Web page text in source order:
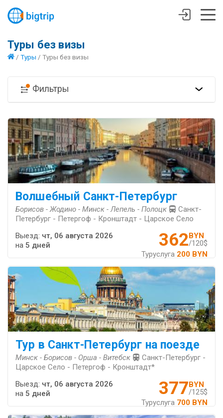
Туры без визы
/ Туры / Туры без визы
Фильтры
Волшебный Санкт-Петербург
Борисов - Жодино - Минск - Лепель - Полоцк
Санкт-
Петербург - Петергоф - Кронштадт - Царское Село
362 BYN
/120$
Туруслуга 200 BYN
Выезд: чт, 06 августа 2026
на 5 дней
Тур в Санкт-Петербург на поезде
Минск - Борисов - Орша - Витебск
Санкт-Петербург -
Царское Село - Петергоф - Кронштадт*
377BYN
/125$
Туруслуга 700 BYN
Выезд: чт, 06 августа 2026
на 5 дней